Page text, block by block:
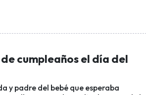
cumpleaños el día del
y padre del bebé que esperaba